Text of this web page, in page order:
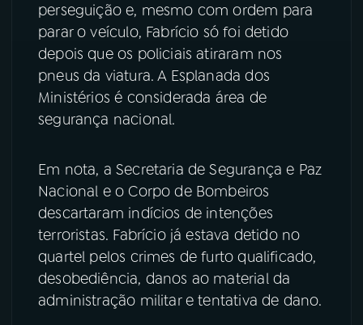
perseguição e, mesmo com ordem para
parar o veículo, Fabrício só foi detido
depois que os policiais atiraram nos
pneus da viatura. A Esplanada dos
Ministérios é considerada área de
segurança nacional.
Em nota, a Secretaria de Segurança e Paz
Nacional e o Corpo de Bombeiros
descartaram indícios de intenções
terroristas. Fabrício já estava detido no
quartel pelos crimes de furto qualificado,
desobediência, danos ao material da
administração militar e tentativa de dano.